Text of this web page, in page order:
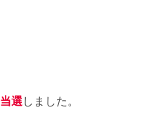
当選しました。